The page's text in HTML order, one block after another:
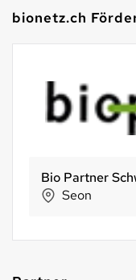
bionetz.ch
Morga AG
Ebnat-Kappel